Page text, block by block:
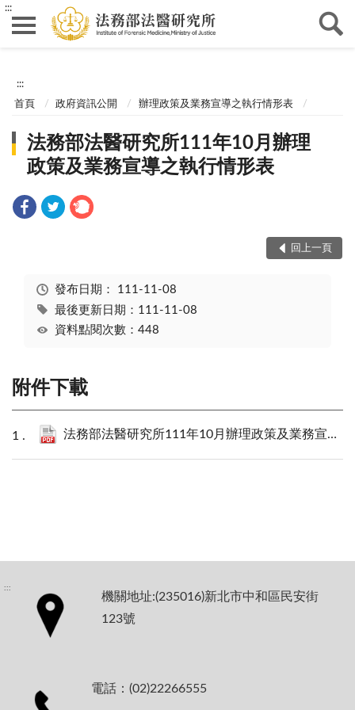
:::
:::
首頁 政府資訊公開 辦理政策及業務宣導之執行情形表
法務部法醫研究所111年10月辦理
政策及業務宣導之執行情形表
回上一頁
發布日期： 111-11-08
最後更新日期：111-11-08
資料點閱次數：448
附件下載
法務部法醫研究所111年10月辦理政策及業務宣導之執行情形表.pdf
:::
機關地址:(235016)新北市中和區民安街
123號
電話：(02)22266555